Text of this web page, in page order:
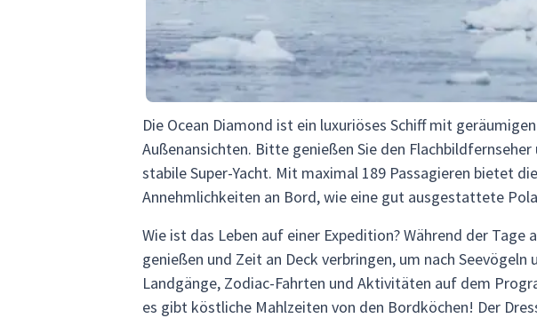
Die Ocean Diamond ist ein luxuriöses Schiff mit
Außenansichten. Bitte genießen Sie den
stabile Super-Yacht. Mit maximal 189 Passagieren bietet
Annehmlichkeiten an Bord, wie eine gut ausgestattete
Wie ist das Leben auf einer Expedition? Während der
genießen und Zeit an Deck verbringen, um nach
Landgänge, Zodiac-Fahrten und Aktivitäten auf dem
es gibt köstliche Mahlzeiten von den Bordköchen! Der